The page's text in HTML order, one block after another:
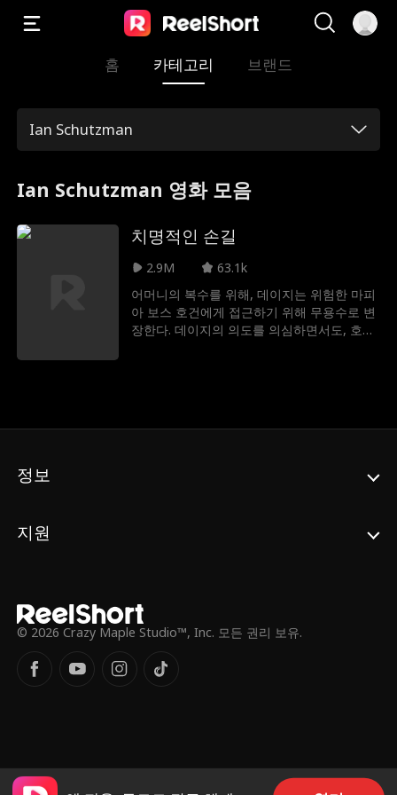
홈 카테고리 브랜드
Ian Schutzman
Ian Schutzman 영화 모음
치명적인 손길
2.9M
63.1k
어머니의 복수를 위해, 데이지는 위험한 마피
아 보스 호건에게 접근하기 위해 무용수로 변
장한다. 데이지의 의도를 의심하면서도, 호건
정보
지원
© 2026 Crazy Maple Studio™, Inc. 모든 권리 보유.